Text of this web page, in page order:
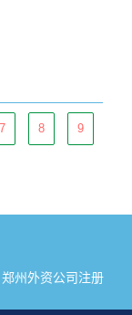
7 8 9
郑州外资公司注册